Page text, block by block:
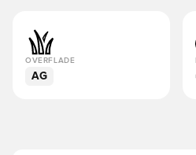
OVERFLADE
AG